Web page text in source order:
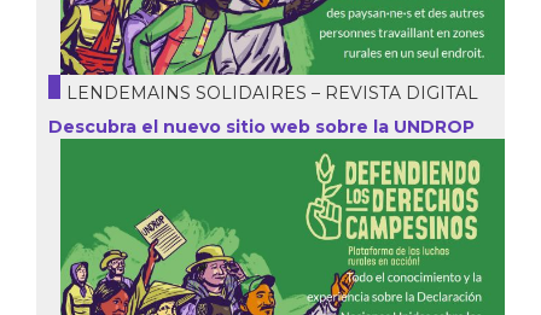
LENDEMAINS SOLIDAIRES – REVISTA DIGITAL
Descubra el nuevo sitio web sobre la UNDROP